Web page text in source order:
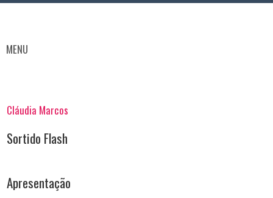
MENU
Cláudia Marcos
Sortido Flash
Apresentação